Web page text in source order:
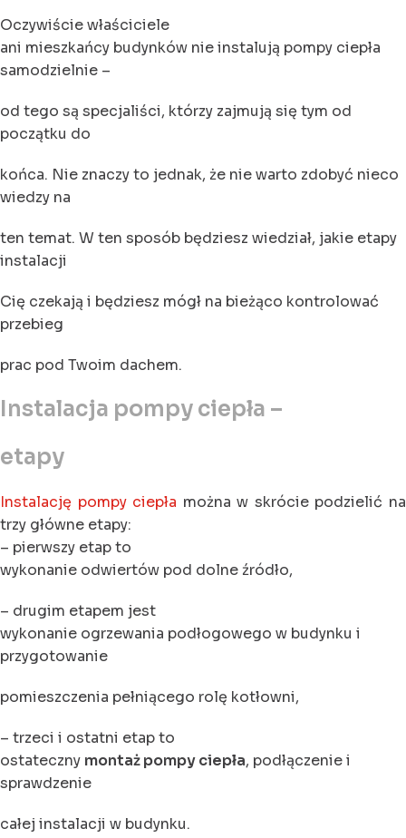
Oczywiście właściciele
ani mieszkańcy budynków nie instalują pompy ciepła
samodzielnie –
od tego są specjaliści, którzy zajmują się tym od
początku do
końca. Nie znaczy to jednak, że nie warto zdobyć nieco
wiedzy na
ten temat. W ten sposób będziesz wiedział, jakie etapy
instalacji
Cię czekają i będziesz mógł na bieżąco kontrolować
przebieg
prac pod Twoim dachem.
Instalacja pompy ciepła –
etapy
Instalację pompy ciepła można w skrócie podzielić na
trzy główne etapy:
– pierwszy etap to
wykonanie odwiertów pod dolne źródło,
– drugim etapem jest
wykonanie ogrzewania podłogowego w budynku i
przygotowanie
pomieszczenia pełniącego rolę kotłowni,
– trzeci i ostatni etap to
ostateczny montaż pompy ciepła, podłączenie i
sprawdzenie
całej instalacji w budynku.